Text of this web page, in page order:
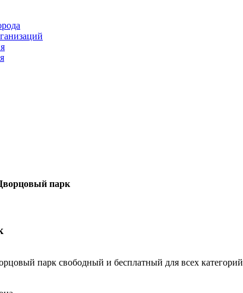
парк
парк свободный и бесплатный для всех категорий